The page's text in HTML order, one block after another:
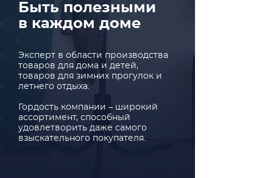
Быть полезными
в каждом доме
Эксперт в области производства
товаров для дома и детей,
товаров для зимних прогулок и
летнего отдыха.
Гордость компании – широкий
ассортимент, способный
удовлетворить даже самого
взыскательного покупателя.